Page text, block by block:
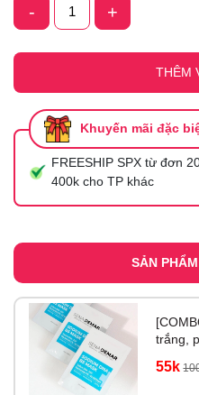
- +
THÊM
Khuyến mãi đặc
FREESHIP SPX từ đơn
400k cho TP khác
SẢN
trắng,
55k